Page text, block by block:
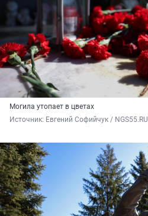
Могила утопает в цветах
Источник: Евгений Софийчук / NGS55.RU